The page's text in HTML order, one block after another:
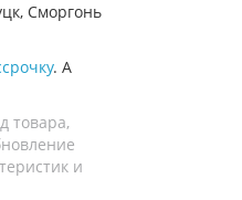
Сморгонь
. А
товара,
и